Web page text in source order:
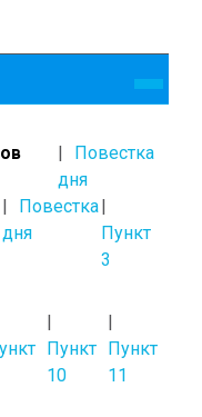
Повестка
дня
Повестка
дня
Пункт
3
Пункт
10
Пункт
11